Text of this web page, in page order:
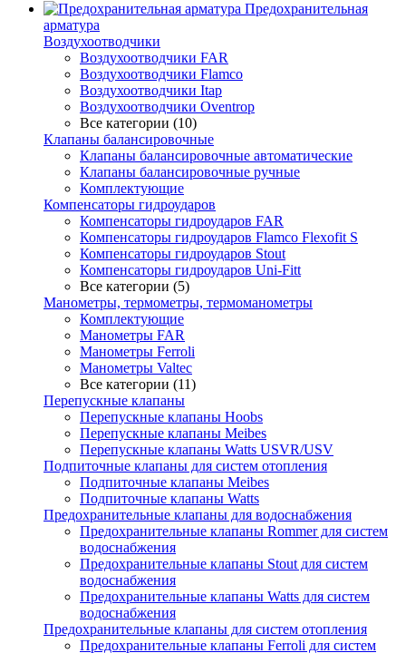
Предохранительная
арматура
Воздухоотводчики
Воздухоотводчики FAR
Воздухоотводчики Flamco
Воздухоотводчики Itap
Воздухоотводчики Oventrop
Все категории (10)
Клапаны балансировочные
Клапаны балансировочные автоматические
Клапаны балансировочные ручные
Комплектующие
Компенсаторы гидроударов
Компенсаторы гидроударов FAR
Компенсаторы гидроударов Flamco Flexofit S
Компенсаторы гидроударов Stout
Компенсаторы гидроударов Uni-Fitt
Все категории (5)
Манометры, термометры, термоманометры
Комплектующие
Манометры FAR
Манометры Ferroli
Манометры Valtec
Все категории (11)
Перепускные клапаны
Перепускные клапаны Hoobs
Перепускные клапаны Meibes
Перепускные клапаны Watts USVR/USV
Подпиточные клапаны для систем отопления
Подпиточные клапаны Meibes
Подпиточные клапаны Watts
Предохранительные клапаны для водоснабжения
Предохранительные клапаны Rommer для систем
водоснабжения
Предохранительные клапаны Stout для систем
водоснабжения
Предохранительные клапаны Watts для систем
водоснабжения
Предохранительные клапаны для систем отопления
Предохранительные клапаны Ferroli для систем